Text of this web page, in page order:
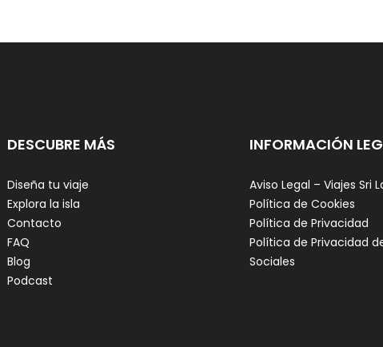
DESCUBRE MÁS
Diseña tu viaje
Explora la isla
Contacto
FAQ
Blog
Podcast
INFORMACIÓN
Aviso Legal – Viajes Sri
Política de Cookies
Política de Privacidad
Política de Privacidad
Sociales